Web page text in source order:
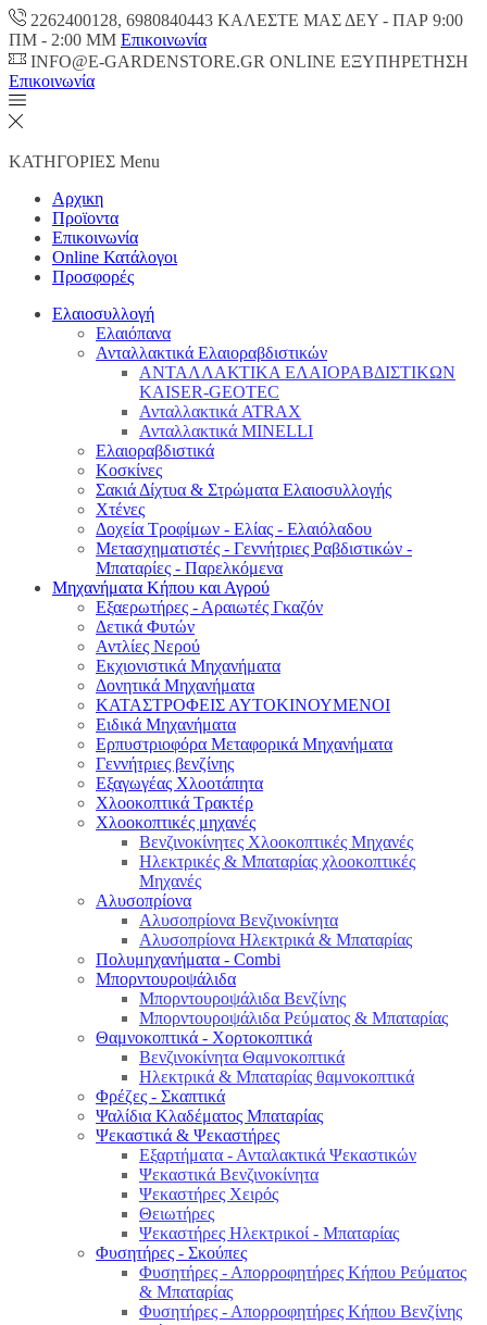
2262400128, 6980840443 ΚΑΛΕΣΤΕ ΜΑΣ ΔΕΥ - ΠΑΡ 9:00
ΠM - 2:00 ΜΜ Επικοινωνία
INFO@E-GARDENSTORE.GR ONLINE ΕΞΥΠΗΡΕΤΗΣH
Επικοινωνία
ΚΑΤΗΓΟΡΙΕΣ Menu
Αρχικη
Προϊοντα
Επικοινωνία
Online Κατάλογοι
Προσφορές
Ελαιοσυλλογή
Ελαιόπανα
Ανταλλακτικά Ελαιοραβδιστικών
ΑΝΤΑΛΛΑΚΤΙΚΑ ΕΛΑΙΟΡΑΒΔΙΣΤΙΚΩΝ
KAISER-GEOTEC
Ανταλλακτικά ATRAX
Ανταλλακτικά MINELLI
Ελαιοραβδιστικά
Κοσκίνες
Σακιά Δίχτυα & Στρώματα Ελαιοσυλλογής
Χτένες
Δοχεία Τροφίμων - Ελίας - Ελαιόλαδου
Μετασχηματιστές - Γεννήτριες Ραβδιστικών -
Μπαταρίες - Παρελκόμενα
Μηχανήματα Κήπου και Αγρού
Εξαερωτήρες - Αραιωτές Γκαζόν
Δετικά Φυτών
Αντλίες Νερού
Εκχιονιστικά Μηχανήματα
Δονητικά Μηχανήματα
ΚΑΤΑΣΤΡΟΦΕΙΣ ΑΥΤΟΚΙΝΟΥΜΕΝΟΙ
Ειδικά Μηχανήματα
Eρπυστριοφόρα Μεταφορικά Μηχανήματα
Γεννήτριες βενζίνης
Εξαγωγέας Χλοοτάπητα
Χλοοκοπτικά Τρακτέρ
Χλοοκοπτικές μηχανές
Βενζινοκίνητες Χλοοκοπτικές Μηχανές
Ηλεκτρικές & Μπαταρίας χλοοκοπτικές
Μηχανές
Αλυσοπρίονα
Αλυσοπρίονα Βενζινοκίνητα
Αλυσοπρίονα Ηλεκτρικά & Μπαταρίας
Πολυμηχανήματα - Combi
Μπορντουροψάλιδα
Μπορντουροψάλιδα Βενζίνης
Μπορντουροψάλιδα Ρεύματος & Μπαταρίας
Θαμνοκοπτικά - Χορτοκοπτικά
Βενζινοκίνητα Θαμνοκοπτικά
Ηλεκτρικά & Μπαταρίας θαμνοκοπτικά
Φρέζες - Σκαπτικά
Ψαλίδια Κλαδέματος Μπαταρίας
Ψεκαστικά & Ψεκαστήρες
Εξαρτήματα - Ανταλακτικά Ψεκαστικών
Ψεκαστικά Βενζινοκίνητα
Ψεκαστήρες Χειρός
Θειωτήρες
Ψεκαστήρες Ηλεκτρικοί - Μπαταρίας
Φυσητήρες - Σκούπες
Φυσητήρες - Απορροφητήρες Κήπου Ρεύματος
& Μπαταρίας
Φυσητήρες - Απορροφητήρες Κήπου Βενζίνης